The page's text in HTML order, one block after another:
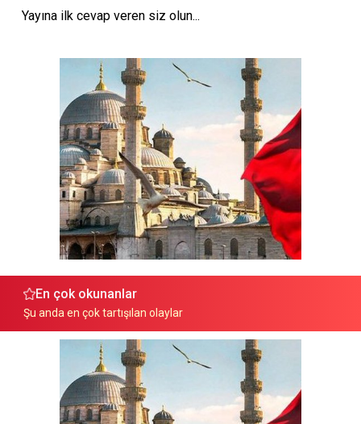
Yayına ilk cevap veren siz olun...
En çok okunanlar
Şu anda en çok tartışılan olaylar